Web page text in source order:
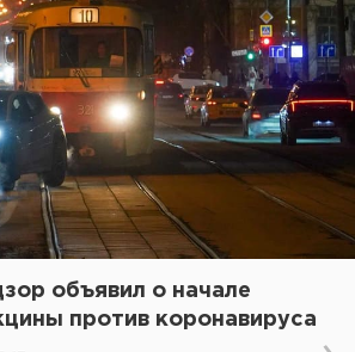
объявил о начале
против коронавируса